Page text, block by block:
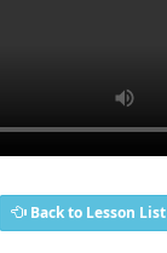
Back to Lesson List